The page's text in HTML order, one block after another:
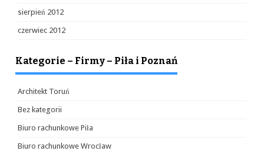
sierpień 2012
czerwiec 2012
Kategorie – Firmy – Piła i Poznań
Architekt Toruń
Bez kategorii
Biuro rachunkowe Piła
Biuro rachunkowe Wrocław